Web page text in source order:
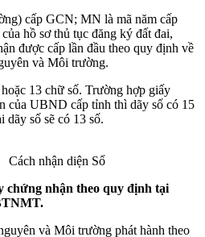
cấp GCN; MN là mã năm cấp
hồ sơ thủ tục đăng ký đất đai,
được cấp lần đầu theo quy định về
và Môi trường.
13 chữ số. Trường hợp giấy
của UBND cấp tỉnh thì dãy số có 15
dãy số sẽ có 13 số.
Cách nhận diện Sổ
chứng nhận theo quy định tại
và Môi trường phát hành theo